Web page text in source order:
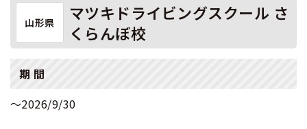
山形県
マツキドライビングスクール さ
くらんぼ校
期 間
～2026/9/30